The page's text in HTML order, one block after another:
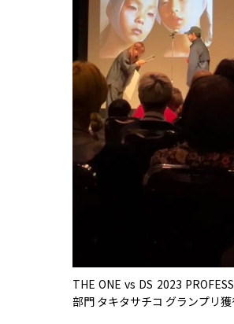
THE ONE vs DS 2023
部門 タキタサチコ グランプリ